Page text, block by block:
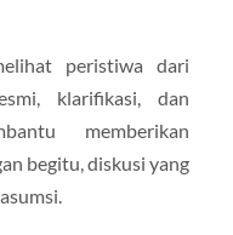
peristiwa dari
klarifikasi, dan
memberikan
begitu, diskusi yang